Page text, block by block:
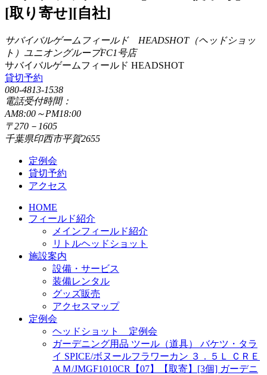
[取り寄せ][自社]
サバイバルゲームフィールド HEADSHOT（ヘッドショッ
ト）ユニオングループFC1号店
サバイバルゲームフィールド HEADSHOT
貸切予約
080-4813-1538
電話受付時間：
AM8:00～PM18:00
〒270－1605
千葉県印西市平賀2655
定例会
貸切予約
アクセス
HOME
フィールド紹介
メインフィールド紹介
リトルヘッドショット
施設案内
設備・サービス
装備レンタル
グッズ販売
アクセスマップ
定例会
ヘッドショット 定例会
ガーデニング用品 ツール（道具） バケツ・タラ
イ SPICE/ボヌールフラワーカン ３．５Ｌ ＣＲＥ
ＡＭ/JMGF1010CR【07】【取寄】[3個] ガーデニ